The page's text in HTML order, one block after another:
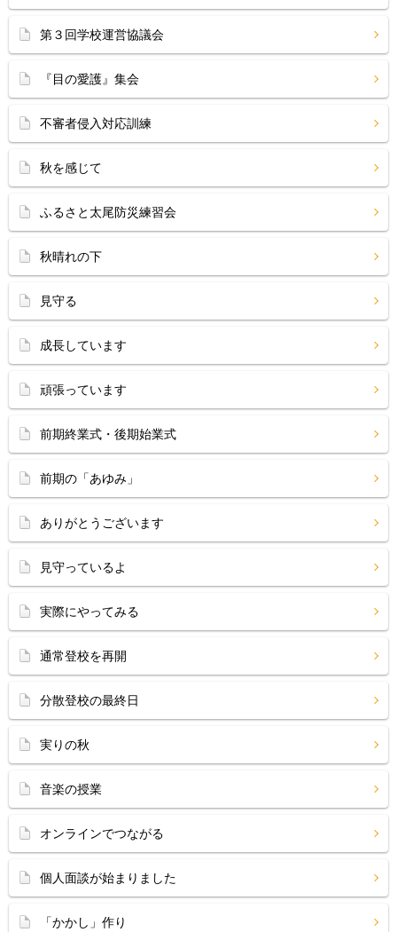
第３回学校運営協議会
『目の愛護』集会
不審者侵入対応訓練
秋を感じて
ふるさと太尾防災練習会
秋晴れの下
見守る
成長しています
頑張っています
前期終業式・後期始業式
前期の「あゆみ」
ありがとうございます
見守っているよ
実際にやってみる
通常登校を再開
分散登校の最終日
実りの秋
音楽の授業
オンラインでつながる
個人面談が始まりました
「かかし」作り